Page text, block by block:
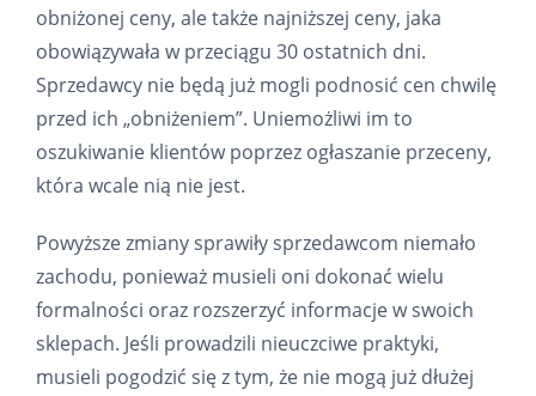
obniżonej ceny, ale także najniższej ceny, jaka
obowiązywała w przeciągu 30 ostatnich dni.
Sprzedawcy nie będą już mogli podnosić cen chwilę
przed ich „obniżeniem”. Uniemożliwi im to
oszukiwanie klientów poprzez ogłaszanie przeceny,
która wcale nią nie jest.
Powyższe zmiany sprawiły sprzedawcom niemało
zachodu, ponieważ musieli oni dokonać wielu
formalności oraz rozszerzyć informacje w swoich
sklepach. Jeśli prowadzili nieuczciwe praktyki,
musieli pogodzić się z tym, że nie mogą już dłużej